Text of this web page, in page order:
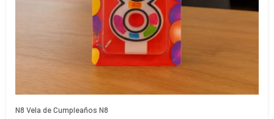
N8 Vela de Cumpleaños N8